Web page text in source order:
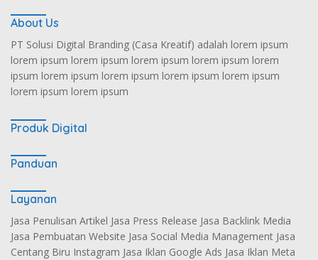
About Us
PT Solusi Digital Branding (Casa Kreatif) adalah lorem ipsum
lorem ipsum lorem ipsum lorem ipsum lorem ipsum lorem
ipsum lorem ipsum lorem ipsum lorem ipsum lorem ipsum
lorem ipsum lorem ipsum
Produk Digital
Panduan
Layanan
Jasa Penulisan Artikel Jasa Press Release Jasa Backlink Media
Jasa Pembuatan Website Jasa Social Media Management Jasa
Centang Biru Instagram Jasa Iklan Google Ads Jasa Iklan Meta